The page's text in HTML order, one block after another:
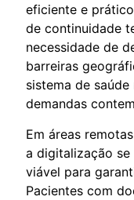
eficiente e
de continuidade
necessidade de
barreiras
sistema de
demandas
Em áreas
a digitalização se
viável para
Pacientes com